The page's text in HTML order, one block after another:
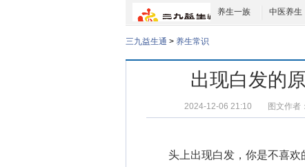
养生一族 中医养生
三九益生通 > 养生常识
出现白发的
2024-12-06 21:10 图文作者：
头上出现白发 ，你是不喜